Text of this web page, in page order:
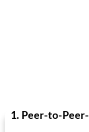
1. Peer-to-